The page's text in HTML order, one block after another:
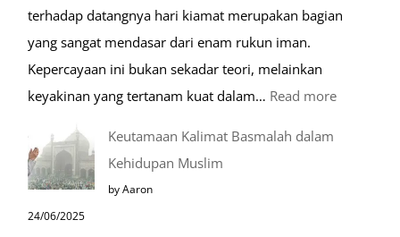
terhadap datangnya hari kiamat merupakan bagian
yang sangat mendasar dari enam rukun iman.
Kepercayaan ini bukan sekadar teori, melainkan
keyakinan yang tertanam kuat dalam… Read more:
Keutamaan Kalimat Basmalah dalam
Kehidupan Muslim
by Aaron
24/06/2025